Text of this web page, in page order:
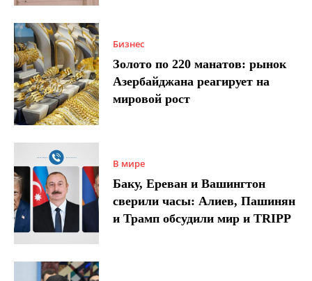
Бизнес
Золото по 220 манатов: рынок
Азербайджана реагирует на
мировой рост
В мире
Баку, Ереван и Вашингтон
сверили часы: Алиев, Пашинян
и Трамп обсудили мир и TRIPP